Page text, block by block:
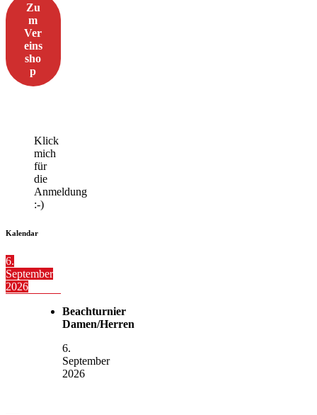
Zu
m
Ver
eins
sho
p
Klick
mich
für
die
Anmeldung
:-)
Kalendar
6.
September
2026
Beachturnier
Damen/Herren
6.
September
2026